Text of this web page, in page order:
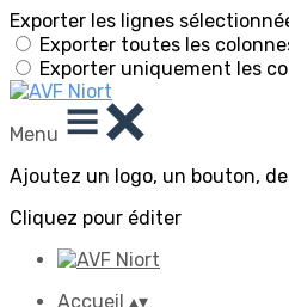
Exporter les lignes
Exporter toutes les
Exporter uniquement les
Menu
Ajoutez un logo, un bouton,
Cliquez pour éditer
Accueil ▴▾